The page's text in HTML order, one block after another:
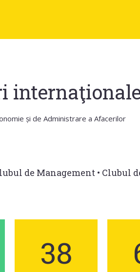
și de Administrare a Afacerilor
de Management • Clubul
38